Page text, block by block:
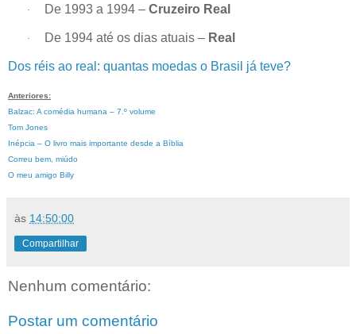
· De 1993 a 1994 – Cruzeiro Real
· De 1994 até os dias atuais – Real
Dos réis ao real: quantas moedas o Brasil já teve?
Anteriores:
Balzac: A comédia humana – 7.º volume
Tom Jones
Inépcia – O livro mais importante desde a Bíblia
Correu bem, miúdo
O meu amigo Billy
às 14:50:00
Compartilhar
Nenhum comentário:
Postar um comentário